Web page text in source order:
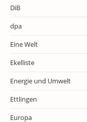
DiB
dpa
Eine Welt
Ekelliste
Energie und Umwelt
Ettlingen
Europa